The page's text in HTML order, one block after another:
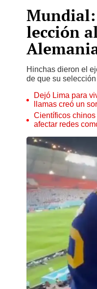
Mundial:
lección
Hinchas dieron el
de que su
Dejó Lima para
llamas creó un
Científicos
afectar redes